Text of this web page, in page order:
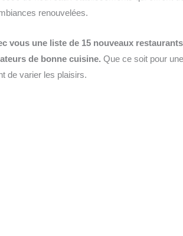
renouvelées.
vous une liste de 15 nouveaux
de bonne cuisine. Que ce soit pour
de varier les plaisirs.